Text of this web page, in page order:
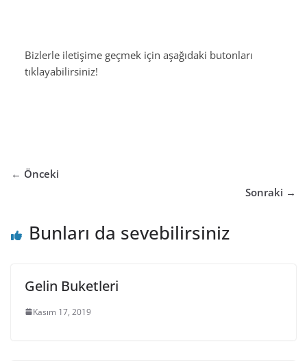
Bizlerle iletişime geçmek için aşağıdaki butonları
tıklayabilirsiniz!
← Önceki
Sonraki →
Bunları da sevebilirsiniz
Gelin Buketleri
Kasım 17, 2019